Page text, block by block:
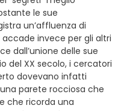
le sue
un’affluenza di
invece per gli altri
dall’unione delle sue
del XX secolo, i cercatori
dovevano infatti
parete rocciosa che
che ricorda una